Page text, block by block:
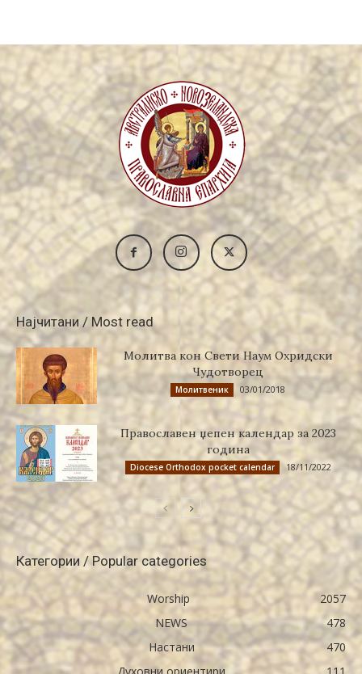
Најчитани / Most read
Молитва кон Свети Наум Охридски
Чудотворец
Молитвеник 03/01/2018
Православен џепен календар за 2023
година
Diocese Orthodox pocket calendar 18/11/2022
Категории / Popular categories
Worship
2057
NEWS
478
Настани
470